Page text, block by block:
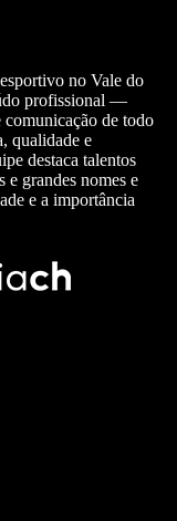
no Vale do
profissional —
de todo
qualidade e
destaca talentos
e grandes nomes e
e a importância